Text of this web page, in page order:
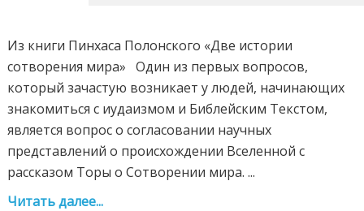
Из книги Пинхаса Полонского «Две истории
сотворения мира» Один из первых вопросов,
который зачастую возникает у людей, начинающих
знакомиться с иудаизмом и Библейским Текстом,
является вопрос о согласовании научных
представлений о происхождении Вселенной с
рассказом Торы о Сотворении мира. ...
Читать далее...